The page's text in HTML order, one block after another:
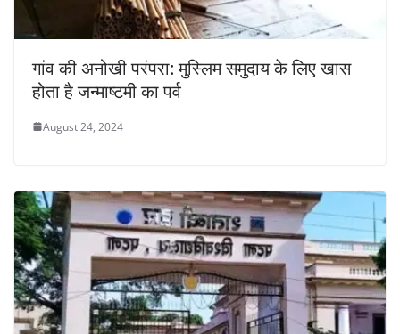
गांव की अनोखी परंपरा: मुस्लिम समुदाय के लिए खास
होता है जन्माष्टमी का पर्व
August 24, 2024